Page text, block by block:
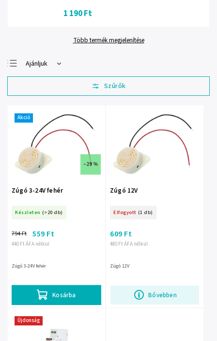
1 190 Ft
Több termék megjelenítése
Ajánljuk
Legolcsóbb elöl
Legdrágább
termékek
ABC szerint
Akció
–29 %
Zúgó 3-24V fehér
Készleten (>20 db)
440 Ft ÁFA nélkül
794 Ft 559 Ft
Kosárba
Zúgó 3-24V fehér
Zúgó 12V
Elfogyott (1 db)
480 Ft ÁFA nélkül
609 Ft
Bővebben
Zúgó 12V
Újdonság